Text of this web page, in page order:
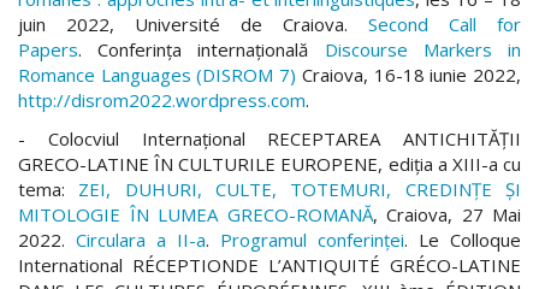
juin 2022, Université de Craiova. Second Call for
Papers. Conferința internațională Discourse Markers in
Romance Languages (DISROM 7) Craiova, 16-18 iunie 2022,
http://disrom2022.wordpress.com.
- Colocviul Internațional RECEPTAREA ANTICHITĂȚII
GRECO-LATINE ÎN CULTURILE EUROPENE, ediția a XIII-a cu
tema: ZEI, DUHURI, CULTE, TOTEMURI, CREDINȚE ȘI
MITOLOGIE ÎN LUMEA GRECO-ROMANĂ, Craiova, 27 Mai
2022. Circulara a II-a. Programul conferinței. Le Colloque
International RÉCEPTIONDE L’ANTIQUITÉ GRÉCO-LATINE